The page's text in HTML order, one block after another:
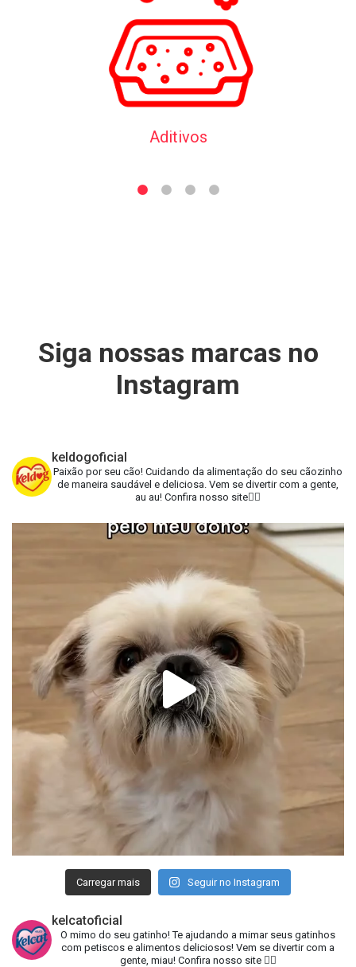
Aditivos
Siga nossas marcas no
Instagram
keldogoficial
Paixão por seu cão! Cuidando da alimentação do seu cãozinho
de maneira saudável e deliciosa. Vem se divertir com a gente,
au au! Confira nosso site👇🏻
Carregar mais Seguir no Instagram
kelcatoficial
O mimo do seu gatinho!Te ajudando a mimar seus gatinhos
com petiscos e alimentos deliciosos! Vem se divertir com a
gente, miau!Confira nosso site 👇🏻